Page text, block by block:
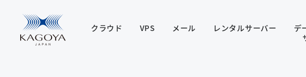
クラウド VPS メール レンタルサーバー デ